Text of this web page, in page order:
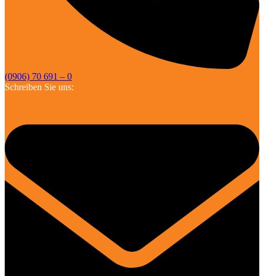
(0906) 70 691 – 0
Schreiben Sie uns: